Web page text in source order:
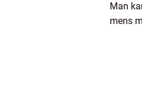
Man
mens